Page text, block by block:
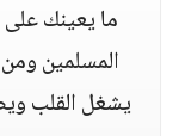
ما يعينك على
المسلمين
يشغل القلب